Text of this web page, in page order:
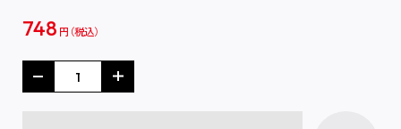
748 円